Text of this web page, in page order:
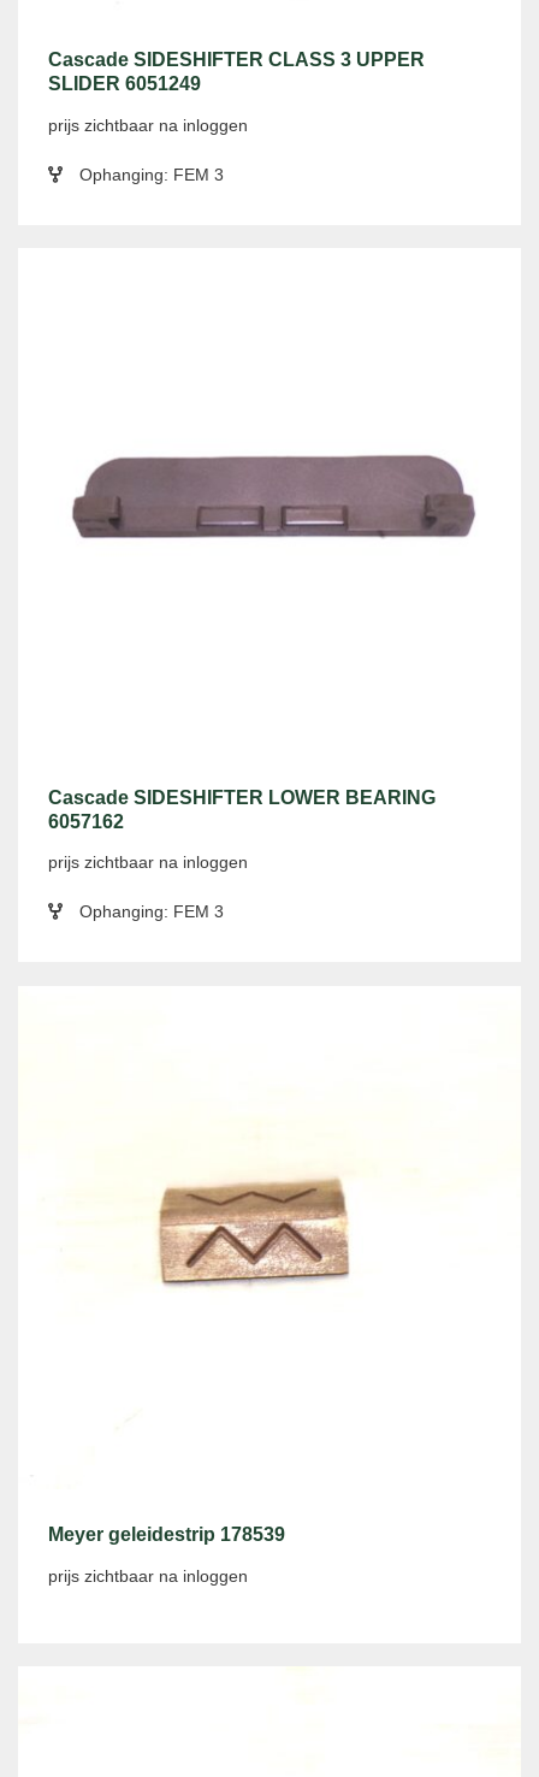
Cascade SIDESHIFTER CLASS 3 UPPER
SLIDER 6051249
prijs zichtbaar na inloggen
Ophanging: FEM 3
Cascade SIDESHIFTER LOWER BEARING
6057162
prijs zichtbaar na inloggen
Ophanging: FEM 3
Meyer geleidestrip 178539
prijs zichtbaar na inloggen